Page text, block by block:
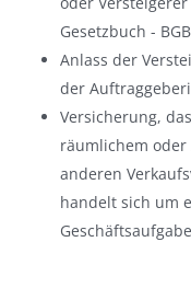
Gesetzbuch -
Anlass der
der
Versicherung,
räumlichem
anderen
handelt sich um